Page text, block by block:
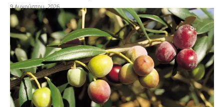
9 Αυγούστου, 2026